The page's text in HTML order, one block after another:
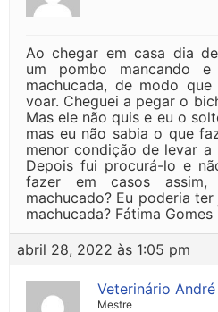
Ao chegar em casa dia
um pombo mancando
machucada, de modo
voar. Cheguei a pegar o
Mas ele não quis e eu o
mas eu não sabia o que
menor condição de levar a
Depois fui procurá-lo e
fazer em casos
machucado? Eu poderia
machucada? Fátima Gomes
abril 28, 2022 às 1:05 pm
Veterinário André
Mestre